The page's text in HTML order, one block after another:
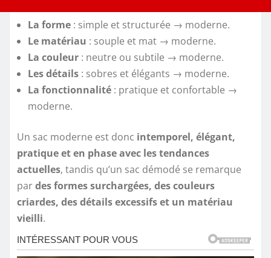
La forme : simple et structurée → moderne.
Le matériau : souple et mat → moderne.
La couleur : neutre ou subtile → moderne.
Les détails : sobres et élégants → moderne.
La fonctionnalité : pratique et confortable →
moderne.
Un sac moderne est donc intemporel, élégant,
pratique et en phase avec les tendances
actuelles, tandis qu’un sac démodé se remarque
pardes formes surchargées, des couleurs
criardes, des détails excessifs et un matériau
vieilli.